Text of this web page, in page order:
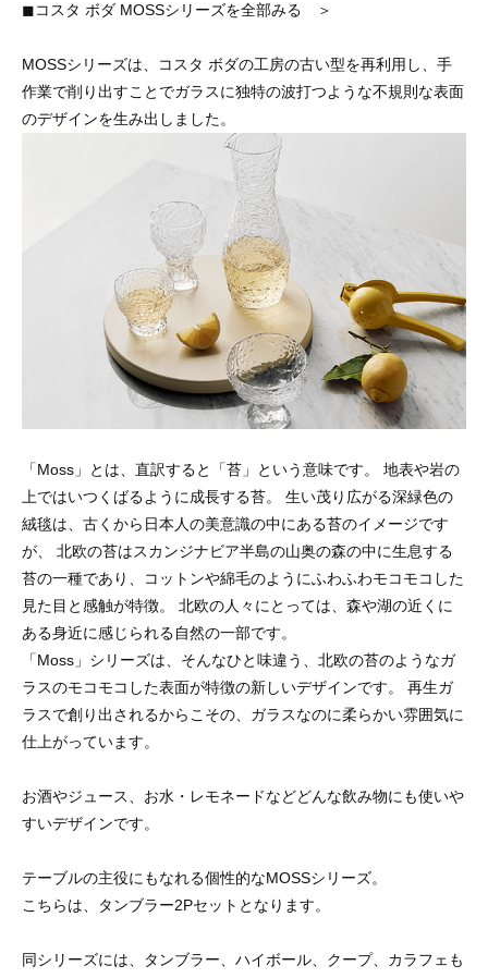
◼︎コスタ ボダ MOSSシリーズを全部みる ＞
MOSSシリーズは、コスタ ボダの工房の古い型を再利用し、手
作業で削り出すことでガラスに独特の波打つような不規則な表面
のデザインを生み出しました。
「Moss」とは、直訳すると「苔」という意味です。 地表や岩の
上ではいつくばるように成長する苔。 生い茂り広がる深緑色の
絨毯は、古くから日本人の美意識の中にある苔のイメージです
が、 北欧の苔はスカンジナビア半島の山奥の森の中に生息する
苔の一種であり、コットンや綿毛のようにふわふわモコモコした
見た目と感触が特徴。 北欧の人々にとっては、森や湖の近くに
ある身近に感じられる自然の一部です。
「Moss」シリーズは、そんなひと味違う、北欧の苔のようなガ
ラスのモコモコした表面が特徴の新しいデザインです。 再生ガ
ラスで創り出されるからこその、ガラスなのに柔らかい雰囲気に
仕上がっています。
お酒やジュース、お水・レモネードなどどんな飲み物にも使いや
すいデザインです。
テーブルの主役にもなれる個性的なMOSSシリーズ。
こちらは、タンブラー2Pセットとなります。
同シリーズには、タンブラー、ハイボール、クープ、カラフェも